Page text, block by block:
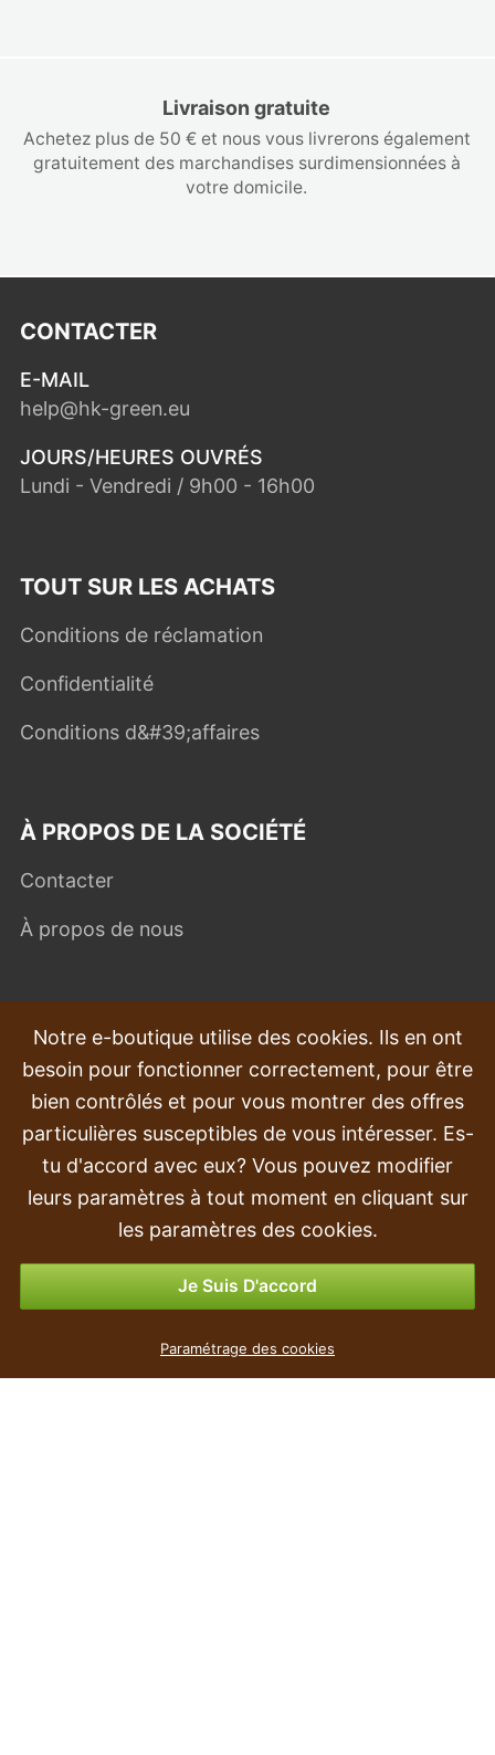
Livraison gratuite
Achetez plus de 50 € et nous vous livrerons également
gratuitement des marchandises surdimensionnées à
votre domicile.
CONTACTER
E-MAIL
help@hk-green.eu
JOURS/HEURES OUVRÉS
Lundi - Vendredi / 9h00 - 16h00
TOUT SUR LES ACHATS
Conditions de réclamation
Confidentialité
Conditions d&#39;affaires
À PROPOS DE LA SOCIÉTÉ
Contacter
À propos de nous
QUESTIONS FRÉQUEMMENT POSÉES
Plaintes
Transport et livraison
Commande
Retours et remboursements
Options de paiement
Notre e-boutique utilise des cookies. Ils en ont
besoin pour fonctionner correctement, pour être
bien contrôlés et pour vous montrer des offres
particulières susceptibles de vous intéresser. Es-
tu d'accord avec eux? Vous pouvez modifier
leurs paramètres à tout moment en cliquant sur
les paramètres des cookies.
Je Suis D'accord
Paramétrage des cookies